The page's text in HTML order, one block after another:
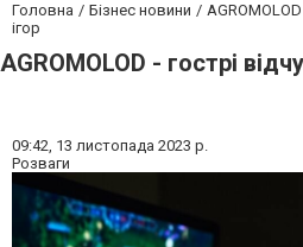
Головна Бізнес новини
ігор
AGROMOLOD - гострі
09:42, 13 листопада 2023 р.
Розваги